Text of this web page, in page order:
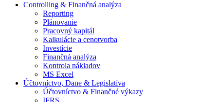
Controlling & Finančná analýza
Reporting
Plánovanie
Pracovný kapitál
Kalkulácie a cenotvorba
Investície
Finančná analýza
Kontrola nákladov
MS Excel
Účtovníctvo, Dane & Legislatíva
Účtovníctvo & Finančné výkazy
IFRS